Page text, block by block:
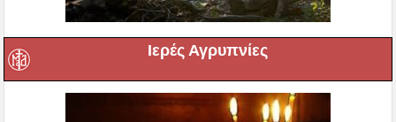
Ιερές Αγρυπνίες